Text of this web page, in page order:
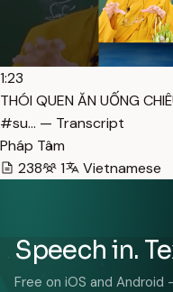
1:23
THÓI QUEN ĂN UỐNG
#su… — Transcript
Pháp Tâm
238
1 Vietnamese
Speech in.
Free on iOS and